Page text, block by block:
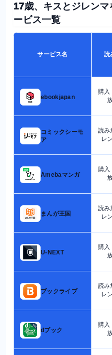
17歳、キスとジレン
ービス一覧
サービス名 読
ebookjapan
購入
コミックシーモ
ア
読み
レ
Amebaマンガ
購入
まんが王国
読み
レ
U-NEXT
購入
ブックライブ
読み
レ
dブック
購入